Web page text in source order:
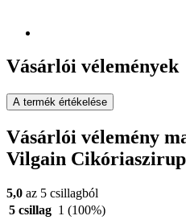
Vásárlói vélemények
A termék értékelése
Vásárlói vélemény
Vilgain Cikóriaszirup
5,0 az 5 csillagból
5 csillag 1 (100%)